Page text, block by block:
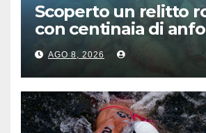
Scoperto un relitto
con centinaia di
largo di Mazara del
AGO 8, 2026